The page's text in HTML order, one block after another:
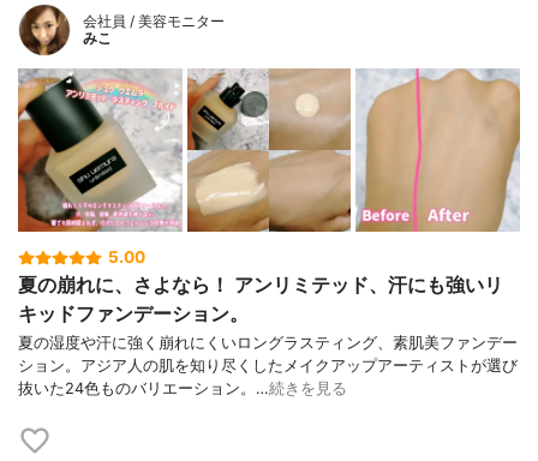
会社員 / 美容モニター
みこ
5.00
夏の崩れに、さよなら！ アンリミテッド、汗にも強いリ
キッドファンデーション。
夏の湿度や汗に強く崩れにくいロングラスティング、素肌美ファンデー
ション。アジア人の肌を知り尽くしたメイクアップアーティストが選び
抜いた24色ものバリエーション。…続きを見る